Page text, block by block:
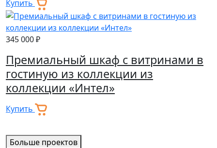
Купить
345 000 ₽
Премиальный шкаф с витринами в
гостиную из коллекции из
коллекции «Интел»
Купить
Больше проектов